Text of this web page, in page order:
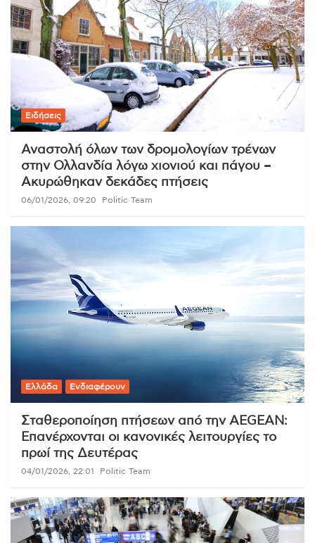
Ειδήσεις
Αναστολή όλων των δρομολογίων τρένων
στην Ολλανδία λόγω χιονιού και πάγου –
Ακυρώθηκαν δεκάδες πτήσεις
06/01/2026, 09:20 Politic Team
Ελλάδα Ενδιαφέρουν
Σταθεροποίηση πτήσεων από την AEGEAN:
Επανέρχονται οι κανονικές λειτουργίες το
πρωί της Δευτέρας
04/01/2026, 22:01 Politic Team